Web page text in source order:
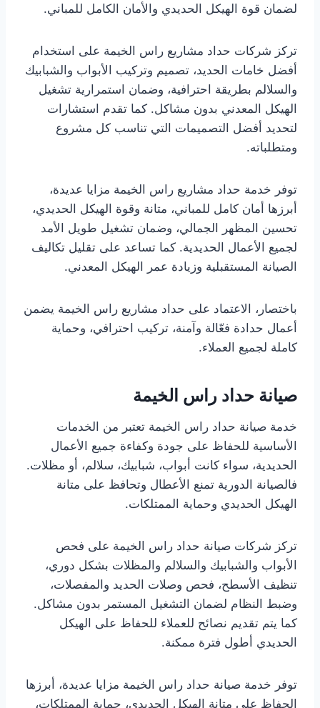
لضمان قوة الهيكل الحديدي والأمان الكامل للمباني.
تركز شركات حداد مشاريع راس الخيمة على استخدام
أفضل خامات الحديد، تصميم وتركيب الأبواب والشبابيك
والسلالم بطريقة احترافية، وضمان استمرارية تشغيل
الهيكل المعدني بدون مشاكل. كما تقدم استشارات
لتحديد أفضل التصميمات التي تناسب كل مشروع
ومتطلباته.
توفر خدمة حداد مشاريع راس الخيمة مزايا عديدة،
أبرزها أمان كامل للمباني، متانة وقوة الهيكل الحديدي،
تحسين المظهر الجمالي، وضمان تشغيل طويل الأمد
لجميع الأعمال الحديدية. كما تساعد على تقليل تكاليف
الصيانة المستقبلية وزيادة عمر الهيكل المعدني.
باختصار، الاعتماد على حداد مشاريع راس الخيمة يضمن
أعمال حدادة فعّالة وآمنة، تركيب احترافي، وحماية
كاملة لجميع العملاء.
صيانة حداد راس الخيمة
خدمة صيانة حداد راس الخيمة تعتبر من الخدمات
الأساسية للحفاظ على جودة وكفاءة جميع الأعمال
الحديدية، سواء كانت أبواب، شبابيك، سلالم، أو مظلات.
فالصيانة الدورية تمنع الأعطال وتحافظ على متانة
الهيكل الحديدي وحماية الممتلكات.
تركز شركات صيانة حداد راس الخيمة على فحص
الأبواب والشبابيك والسلالم والمظلات بشكل دوري،
تنظيف الأسطح، فحص وصلات الحديد والمفصلات،
وضبط النظام لضمان التشغيل المستمر بدون مشاكل.
كما يتم تقديم نصائح للعملاء للحفاظ على الهيكل
الحديدي أطول فترة ممكنة.
توفر خدمة صيانة حداد راس الخيمة مزايا عديدة، أبرزها
الحفاظ على متانة الهيكل الحديدي، حماية الممتلكات،